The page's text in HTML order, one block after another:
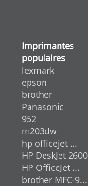
Imprimantes
populaires
lexmark
epson
brother
Panasonic
952
m203dw
hp officejet ...
HP DeskJet 2600
HP OfficeJet ...
brother MFC-9...